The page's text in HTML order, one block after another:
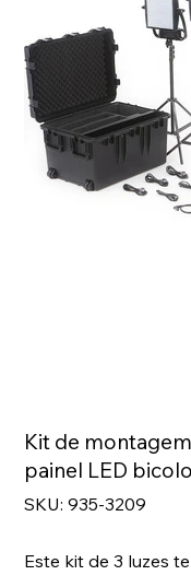
Kit de
painel LED
SKU: SKU
935-
935-3209
Este kit de 3 luzes